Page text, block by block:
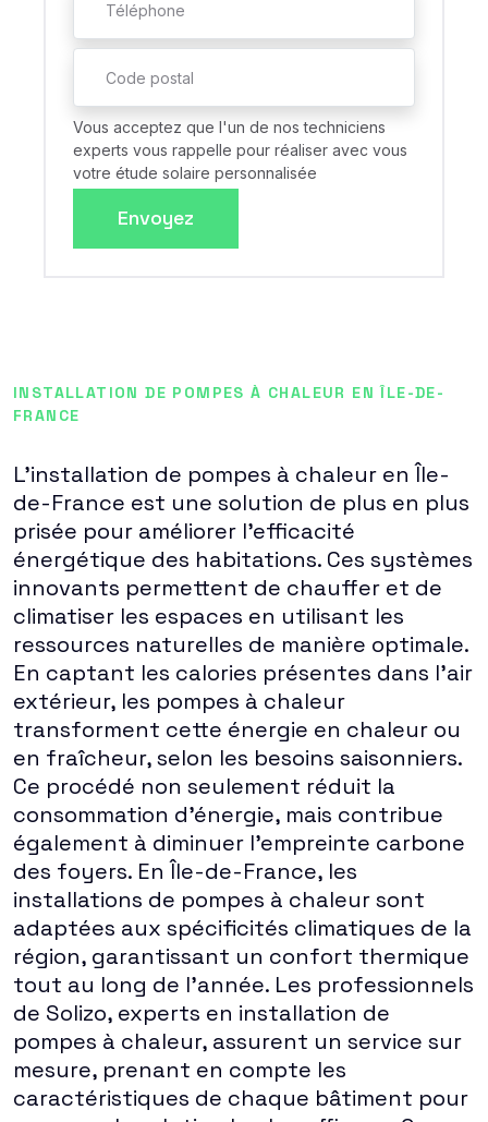
Vous acceptez que l'un de nos techniciens
experts vous rappelle pour réaliser avec vous
votre étude solaire personnalisée
Envoyez
INSTALLATION DE POMPES À CHALEUR EN ÎLE-DE-
FRANCE
L'installation de pompes à chaleur en Île-
de-France est une solution de plus en plus
prisée pour améliorer l'efficacité
énergétique des habitations. Ces systèmes
innovants permettent de chauffer et de
climatiser les espaces en utilisant les
ressources naturelles de manière optimale.
En captant les calories présentes dans l'air
extérieur, les pompes à chaleur
transforment cette énergie en chaleur ou
en fraîcheur, selon les besoins saisonniers.
Ce procédé non seulement réduit la
consommation d'énergie, mais contribue
également à diminuer l'empreinte carbone
des foyers. En Île-de-France, les
installations de pompes à chaleur sont
adaptées aux spécificités climatiques de la
région, garantissant un confort thermique
tout au long de l'année. Les professionnels
de Solizo, experts en installation de
pompes à chaleur, assurent un service sur
mesure, prenant en compte les
caractéristiques de chaque bâtiment pour